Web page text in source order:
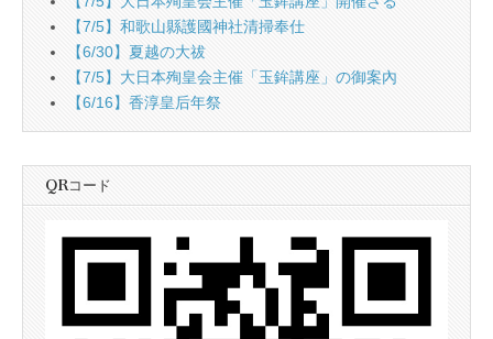
【7/5】和歌山縣護國神社清掃奉仕
【6/30】夏越の大祓
【7/5】大日本殉皇会主催「玉鉾講座」の御案內
【6/16】香淳皇后年祭
QRコード